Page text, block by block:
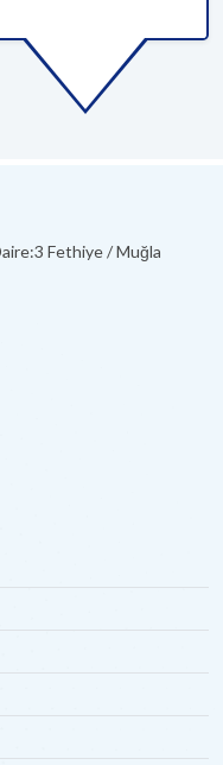
Fethiye / Muğla